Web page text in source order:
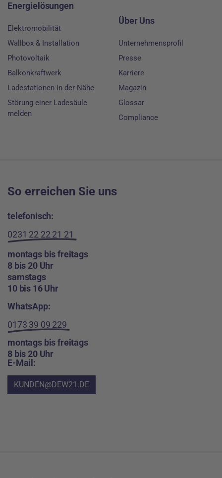
Energielösungen
Elektromobilität
Wallbox & Installation
Photovoltaik
Balkonkraftwerk
Ladestationen in der Nähe
Störung einer Ladesäule
melden
Über Uns
Unternehmensprofil
Presse
Karriere
Magazin
Glossar
Compliance
So erreichen Sie uns
telefonisch:
0231 22 22 21 21
montags bis freitags
8 bis 20 Uhr
samstags
10 bis 16 Uhr
WhatsApp:
0173 39 09 229
montags bis freitags
8 bis 20 Uhr
E-Mail:
KUNDEN@DEW21.DE